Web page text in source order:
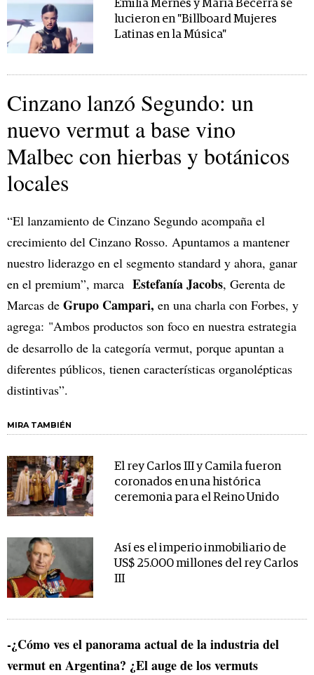
Emilia Mernes y María Becerra se
lucieron en "Billboard Mujeres
Latinas en la Música"
Cinzano lanzó Segundo: un
nuevo vermut a base vino
Malbec con hierbas y botánicos
locales
“El lanzamiento de Cinzano Segundo acompaña el
crecimiento del Cinzano Rosso. Apuntamos a mantener
nuestro liderazgo en el segmento standard y ahora, ganar
en el premium”, marca Estefanía Jacobs, Gerenta de
Marcas de Grupo Campari, en una charla con Forbes, y
agrega: "Ambos productos son foco en nuestra estrategia
de desarrollo de la categoría vermut, porque apuntan a
diferentes públicos, tienen características organolépticas
distintivas”.
MIRA TAMBIÉN
El rey Carlos III y Camila fueron
coronados en una histórica
ceremonia para el Reino Unido
Así es el imperio inmobiliario de
US$ 25.000 millones del rey Carlos
III
-¿Cómo ves el panorama actual de la industria del
vermut en Argentina? ¿El auge de los vermuts